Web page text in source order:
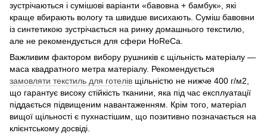
зустрічаються і сумішові варіанти «бавовна + бамбук», які
краще вбирають вологу та швидше висихають. Суміш бавовни
із синтетикою зустрічається на ринку домашнього текстилю,
але не рекомендується для сфери HoReCa.
Важливим фактором вибору рушників є щільність матеріалу —
маса квадратного метра матеріалу. Рекомендується
замовляти текстиль для готелів щільністю не нижче 400 г/м2,
що гарантує високу стійкість тканини, яка під час експлуатації
піддається підвищеним навантаженням. Крім того, матеріал
вищої щільності є пухнастішим, що позитивно позначається на
клієнтському досвіді.